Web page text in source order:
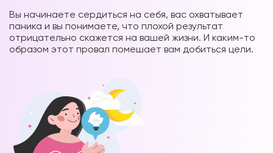
Вы начинаете сердиться на себя, вас охватывает
паника и вы понимаете, что плохой результат
отрицательно скажется на вашей жизни. И каким-то
образом этот провал помешает вам добиться цели.